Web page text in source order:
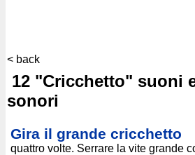
< back
12 "Cricchetto" suoni
sonori
Gira il grande cricchetto
quattro volte. Serrare la vite grande